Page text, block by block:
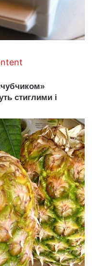
стиглими і